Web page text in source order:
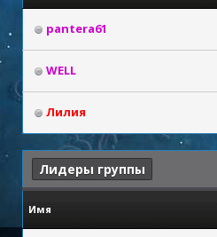
pantera61
WELL
Лилия
Лидеры группы
Имя